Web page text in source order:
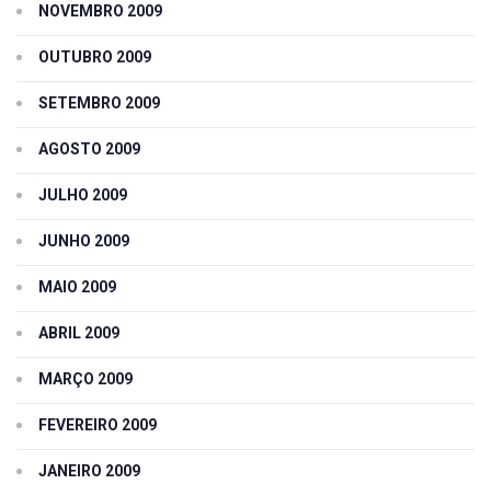
NOVEMBRO 2009
OUTUBRO 2009
SETEMBRO 2009
AGOSTO 2009
JULHO 2009
JUNHO 2009
MAIO 2009
ABRIL 2009
MARÇO 2009
FEVEREIRO 2009
JANEIRO 2009